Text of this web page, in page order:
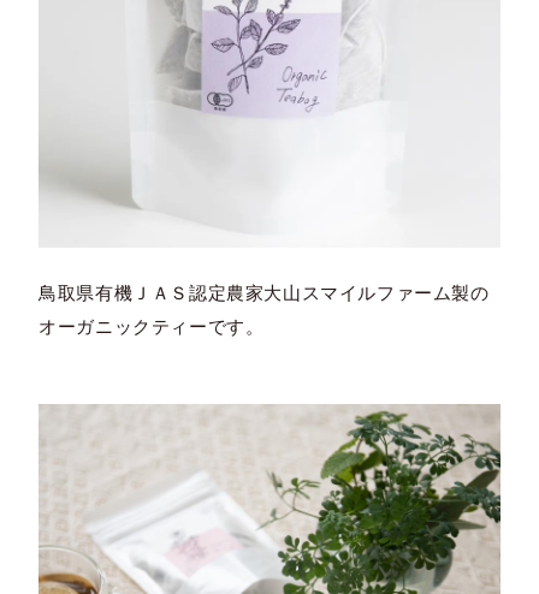
鳥取県有機ＪＡＳ認定農家大山スマイルファーム製の
オーガニックティーです。